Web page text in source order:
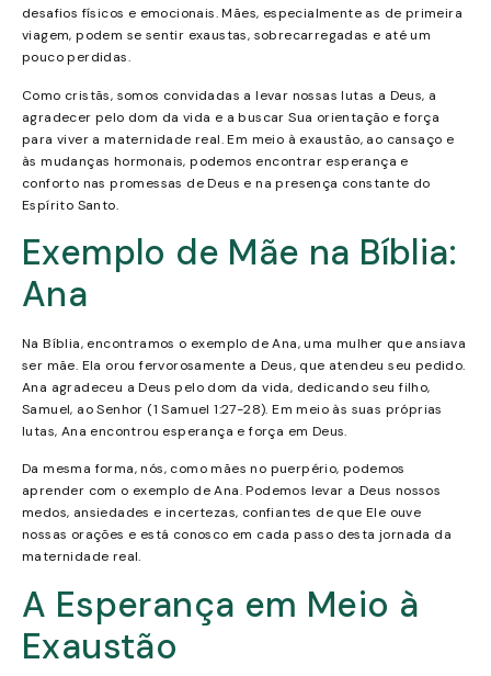
desafios físicos e emocionais. Mães, especialmente as de primeira
viagem, podem se sentir exaustas, sobrecarregadas e até um
pouco perdidas.
Como cristãs, somos convidadas a levar nossas lutas a Deus, a
agradecer pelo dom da vida e a buscar Sua orientação e força
para viver a maternidade real. Em meio à exaustão, ao cansaço e
às mudanças hormonais, podemos encontrar esperança e
conforto nas promessas de Deus e na presença constante do
Espírito Santo.
Exemplo de Mãe na Bíblia:
Ana
Na Bíblia, encontramos o exemplo de Ana, uma mulher que ansiava
ser mãe. Ela orou fervorosamente a Deus, que atendeu seu pedido.
Ana agradeceu a Deus pelo dom da vida, dedicando seu filho,
Samuel, ao Senhor (1 Samuel 1:27-28). Em meio às suas próprias
lutas, Ana encontrou esperança e força em Deus.
Da mesma forma, nós, como mães no puerpério, podemos
aprender com o exemplo de Ana. Podemos levar a Deus nossos
medos, ansiedades e incertezas, confiantes de que Ele ouve
nossas orações e está conosco em cada passo desta jornada da
maternidade real.
A Esperança em Meio à
Exaustão